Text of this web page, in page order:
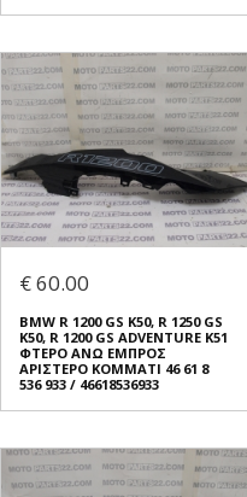
€ 60.00
BMW R 1200 GS K50, R 1250 GS
K50, R 1200 GS ADVENTURE K51
ΦΤΕΡO ΑΝΩ ΕΜΠΡΟΣ
ΑΡΙΣΤΕΡΟ ΚΟΜΜΑΤΙ 46 61 8
536 933 / 46618536933